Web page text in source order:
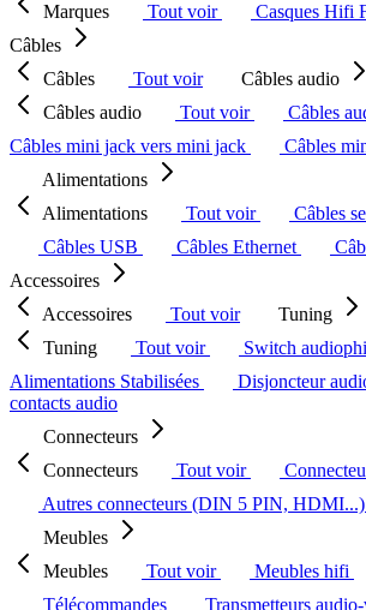
Marques
Tout voir Casques Hifi
Câbles
Câbles
Tout voir
Câbles audio
Câbles audio
Tout voir Câbles
Câbles mini jack vers mini jack
Câbles
Alimentations
Alimentations
Tout voir Câbles
Câbles USB
Câbles Ethernet
Accessoires
Accessoires
Tout voir
Tuning
Tuning
Tout voir Switch
Alimentations Stabilisées
Disjoncteur
contacts audio
Connecteurs
Connecteurs
Tout voir
Autres connecteurs (DIN 5 PIN, HDMI...)
Meubles
Meubles
Tout voir Meubles hifi
Télécommandes
Transmetteurs